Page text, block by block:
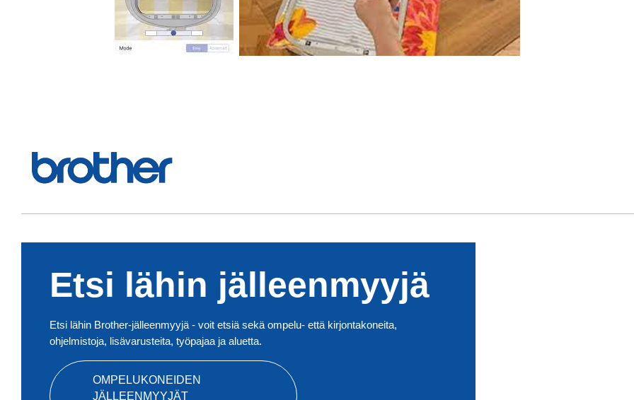
Etsi lähin jälleenmyyjä
Etsi lähin Brother-jälleenmyyjä - voit etsiä sekä ompelu- että kirjontakoneita,
ohjelmistoja, lisävarusteita, työpajaa ja aluetta.
OMPELUKONEIDEN
JÄLLEENMYYJÄT